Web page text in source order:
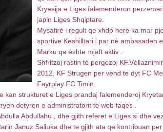
Kryesija e Liges falemenderon
japin Liges Shqiptare.
Mysafirè i regult qe xhdo here ka mar
sportive Keshilltari i par nè ambasaden
Marku qe èshte mjaft aktiv .
Shfritzoj rastin tè pergezoj
2012, KF Strugen per vend te dyt FC
Fayrplay FC Timin.
kan strukturet e Liges prandaj falemenderoj
detyren e administratorit te web faqes .
Abdullahu , dhe gjith referet e Liges si dhe
Januz Saliuka dhe te gjith ata qe kontribuan